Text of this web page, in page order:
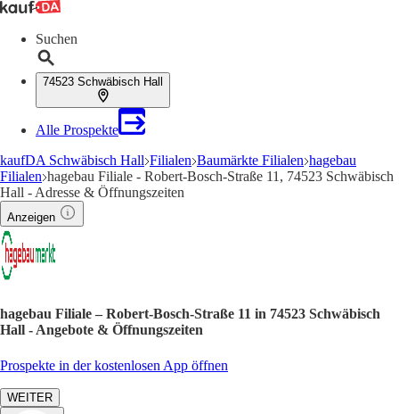
Suchen
74523 Schwäbisch Hall
Alle Prospekte
kaufDA Schwäbisch Hall Filialen Baumärkte Filialen hagebau
Filialen hagebau Filiale - Robert-Bosch-Straße 11, 74523 Schwäbisch
Hall - Adresse & Öffnungszeiten
Anzeigen
hagebau Filiale – Robert-Bosch-Straße 11 in 74523 Schwäbisch
Hall - Angebote & Öffnungszeiten
Prospekte in der kostenlosen App öffnen
WEITER